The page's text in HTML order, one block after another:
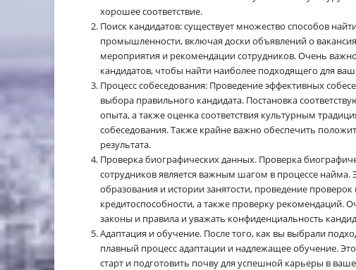
хорошее соответствие.
Поиск кандидатов: существует множество способов
промышленности, включая доски объявлений о
мероприятия и рекомендации сотрудников. Очень
кандидатов, чтобы найти наиболее подходящего для
Процесс собеседования: Проведение эффективных
выбора правильного кандидата. Постановка
опыта, а также оценка соответствия культурным
собеседования. Также крайне важно обеспечить
результата.
Проверка биографических данных. Проверка
сотрудников является важным шагом в процессе найма.
образования и истории занятости, проведение
кредитоспособности, а также проверку рекомендаций.
законы и правила и уважать конфиденциальность
Адаптация и обучение. После того, как вы выбрали
плавный процесс адаптации и надлежащее обучение.
старт и подготовить почву для успешной карьеры в